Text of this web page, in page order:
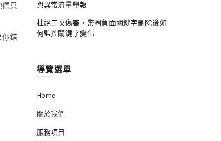
只
你錯
與異常流量舉報
杜絕二次傷害，幣圈負面關鍵字刪除後如
何監控關鍵字變化
導覽選單
Home
關於我們
服務項目